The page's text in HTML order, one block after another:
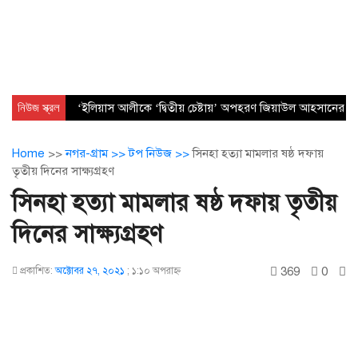
নিউজ স্ক্রল ‘ইলিয়াস আলীকে ‘দ্বিতীয় চেষ্টায়’ অপহরণ জিয়াউল আহসানের
Home >>নগর-গ্রাম >>টপ নিউজ >>সিনহা হত্যা মামলার ষষ্ঠ দফায়
তৃতীয় দিনের সাক্ষ্যগ্রহণ
সিনহা হত্যা মামলার ষষ্ঠ দফায় তৃতীয়
দিনের সাক্ষ্যগ্রহণ
প্রকাশিত:অক্টোবর ২৭, ২০২১ ; ১:১০ অপরাহ্ণ 369 0